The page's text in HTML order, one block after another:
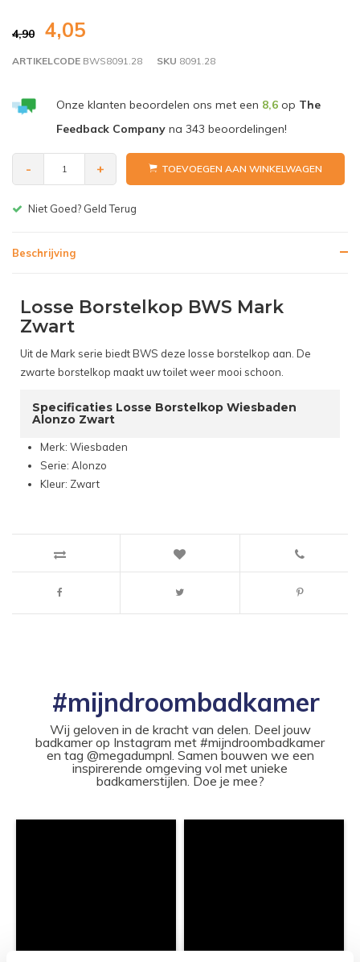
4,90 4,05
ARTIKELCODE BWS8091.28 SKU 8091.28
Onze klanten beoordelen ons met een 8,6op The
Feedback Companyna 343 beoordelingen!
- + TOEVOEGEN AAN WINKELWAGEN
Gratis bezorgen v.a. € 150,-(NL)
Beschrijving
Losse Borstelkop BWS Mark
Zwart
Uit de Mark serie biedt BWS deze losse borstelkop aan. De
zwarte borstelkop maakt uw toilet weer mooi schoon.
Specificaties Losse Borstelkop Wiesbaden
Alonzo Zwart
Merk: Wiesbaden
Serie: Alonzo
Kleur: Zwart
#mijndroombadkamer
Wij geloven in de kracht van delen. Deel jouw
badkamer op Instagram met #mijndroombadkamer
en tag @megadumpnl. Samen bouwen we een
inspirerende omgeving vol met unieke
badkamerstijlen. Doe je mee?